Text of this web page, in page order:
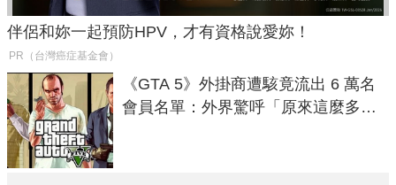
伴侶和妳一起預防HPV，才有資格說愛妳！
PR（台灣癌症基金會）
《GTA 5》外掛商遭駭竟流出 6 萬名
會員名單：外界驚呼「原來這麼多人